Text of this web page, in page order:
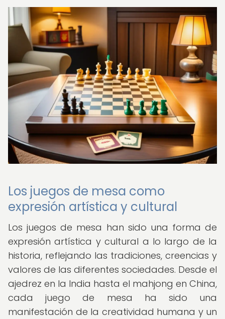
Los juegos de mesa como
expresión artística y cultural
Los juegos de mesa han sido una forma de
expresión artística y cultural a lo largo de la
historia, reflejando las tradiciones, creencias y
valores de las diferentes sociedades. Desde el
ajedrez en la India hasta el mahjong en China,
cada juego de mesa ha sido una
manifestación de la creatividad humana y un